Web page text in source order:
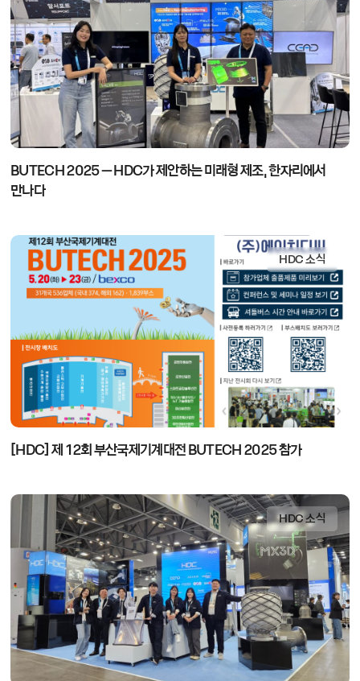
BUTECH 2025 – HDC가 제안하는 미래형 제조, 한자리에서
만나다
HDC 소식
[HDC] 제 12회 부산국제기계대전 BUTECH 2025 참가
HDC 소식